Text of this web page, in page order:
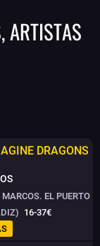
ARTISTAS
DRAGONS
EL PUERTO
16-37€